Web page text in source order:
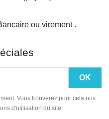
ou virement .
Vous trouverez pour cela nos
d'utilisation du site.